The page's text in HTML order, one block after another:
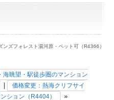
ンズフォレスト湯河原・ペット可（R4366）
海眺望・駅徒歩圏のマンション
価格変更：熱海クリフサイ
ション（R4404）
»